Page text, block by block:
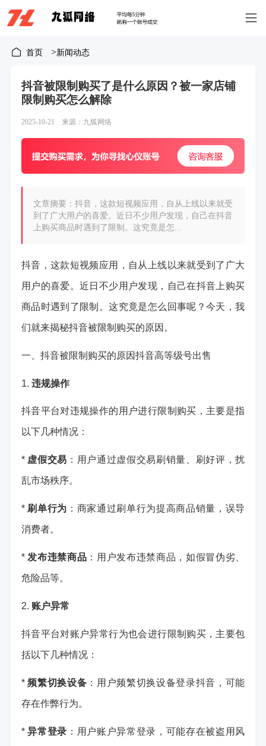
首页 >新闻动态
抖音被限制购买了是什么原因？被一家店铺
限制购买怎么解除
2025-10-21 来源：九狐网络
文章摘要：抖音，这款短视频应用，自从上线以来就受
到了广大用户的喜爱。近日不少用户发现，自己在抖音
上购买商品时遇到了限制。这究竟是怎...
抖音，这款短视频应用，自从上线以来就受到了广大
用户的喜爱。近日不少用户发现，自己在抖音上购买
商品时遇到了限制。这究竟是怎么回事呢？今天，我
们就来揭秘抖音被限制购买的原因。
一、抖音被限制购买的原因抖音高等级号出售
1. 违规操作
抖音平台对违规操作的用户进行限制购买，主要是指
以下几种情况：
* 虚假交易 ：用户通过虚假交易刷销量、刷好评，扰
乱市场秩序。
* 刷单行为 ：商家通过刷单行为提高商品销量，误导
消费者。
*发布违禁商品 ：用户发布违禁商品，如假冒伪劣、
危险品等。
2. 账户异常
抖音平台对账户异常行为也会进行限制购买，主要包
括以下几种情况：
*频繁切换设备 ：用户频繁切换设备登录抖音，可能
存在作弊行为。
*异常登录 ：用户账户异常登录，可能存在被盗用风